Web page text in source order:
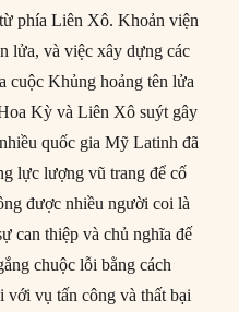
phía Liên Xô. Khoản viện
lửa, và việc xây dựng các
cuộc Khủng hoảng tên lửa
Kỳ và Liên Xô suýt gây
quốc gia Mỹ Latinh đã
lực lượng vũ trang để cố
được nhiều người coi là
can thiệp và chủ nghĩa đế
chuộc lỗi bằng cách
với vụ tấn công và thất bại